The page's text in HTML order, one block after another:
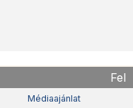
Fel
Médiaajánlat